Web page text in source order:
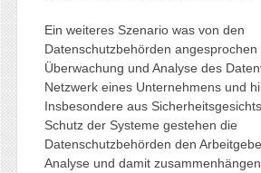
Ein weiteres Szenario was von den
Datenschutzbehörden angesprochen
Überwachung und Analyse des
Netzwerk eines Unternehmens und
Insbesondere aus
Schutz der Systeme gestehen die
Datenschutzbehörden den
Analyse und damit